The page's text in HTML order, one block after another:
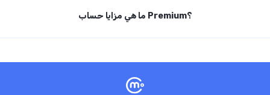
لكن أحيانًا تسوء الأمور — قد يتعطل شيء ما، أو يتعرض للتلف،
بسلاسة، أليس كذلك؟
لن تتلقى دفعات الإيجار ما لم تقم بإصلاح ما يلزم. لذلك عليك
البطولة هي منافسة بين المتداولين على أعلى مرتبة بين
ما هي مزايا حساب Premium؟